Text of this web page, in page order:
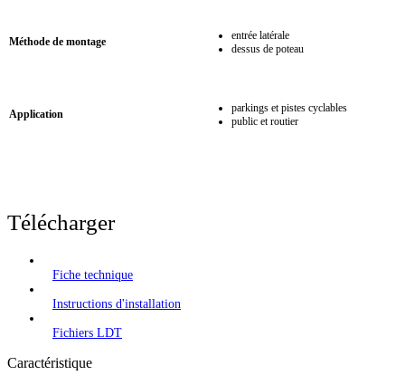
Méthode de montage
entrée latérale
dessus de poteau
Application
parkings et pistes cyclables
public et routier
Télécharger
Fiche technique
Instructions d'installation
Fichiers LDT
Caractéristique